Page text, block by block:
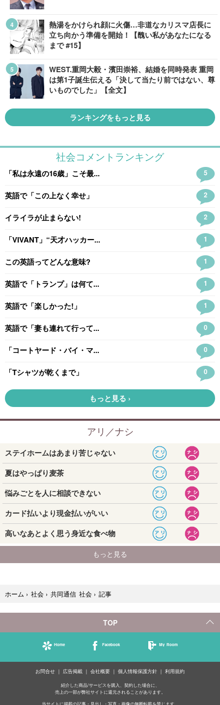
熱湯をかけられ顔に火傷…非道なカリスマ店長に
立ち向かう準備を開始！【醜い私があなたになる
まで #15】
WEST.重岡大毅・濱田崇裕、結婚を同時発表 重岡
は第1子誕生伝える「決して当たり前ではない、尊
いものでした」【全文】
ランキングをもっと見る
ホーム › 社会 › 共同通信 社会 › 記事
TOP
Home Facebook My Room
お問合せ 広告掲載 会社概要 個人情報保護方針 利用規約
紹介した商品/サービスを購入、契約した場合に、
売上の一部が弊社サイトに還元されることがあります。